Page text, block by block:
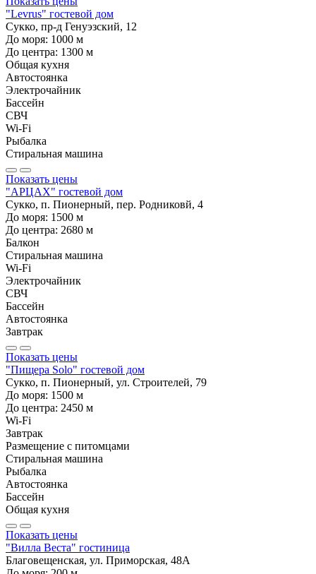
"Levrus" гостевой дом
Сукко, пр-д Генуэзский, 12
До моря: 1000 м
До центра: 1300 м
Общая кухня
Автостоянка
Электрочайник
Бассейн
СВЧ
Wi-Fi
Рыбалка
Стиральная машина
Показать цены
"АРЦАХ" гостевой дом
Сукко, п. Пионерный, пер. Родниковй, 4
До моря: 1500 м
До центра: 2680 м
Балкон
Стиральная машина
Wi-Fi
Электрочайник
СВЧ
Бассейн
Автостоянка
Завтрак
Показать цены
"Пищера Solo" гостевой дом
Сукко, п. Пионерный, ул. Строителей, 79
До моря: 1500 м
До центра: 2450 м
Wi-Fi
Завтрак
Размещение с питомцами
Стиральная машина
Рыбалка
Автостоянка
Бассейн
Общая кухня
Показать цены
"Вилла Веста" гостиница
Благовещенская, ул. Приморская, 48А